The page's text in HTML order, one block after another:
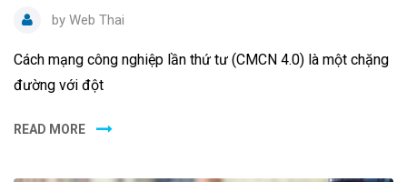
by Web Thai
Cách mạng công nghiệp lần thứ tư (CMCN 4.0) là một chặng
đường với đột
READ MORE